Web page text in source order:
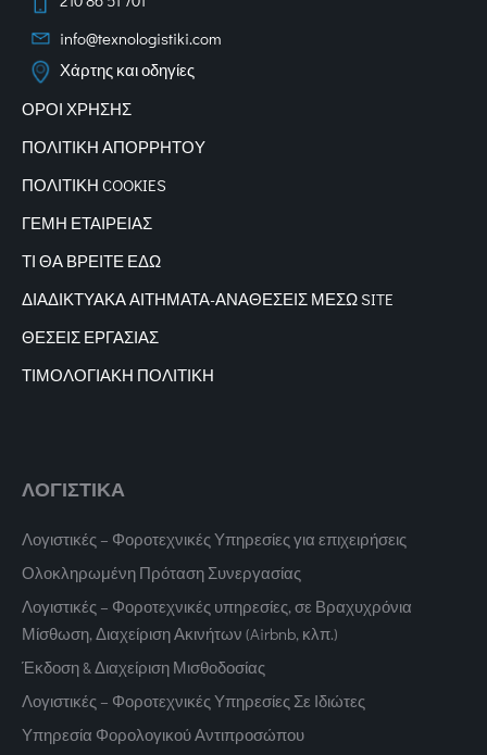
info@texnologistiki.com
Χάρτης και οδηγίες
ΟΡΟΙ ΧΡΗΣΗΣ
ΠΟΛΙΤΙΚΗ ΑΠΟΡΡΗΤΟΥ
ΠΟΛΙΤΙΚΗ COOKIES
ΓΕΜΗ ΕΤΑΙΡΕΙΑΣ
ΤΙ ΘΑ ΒΡΕΙΤΕ ΕΔΩ
ΔΙΑΔΙΚΤΥΑΚΑΑΙΤΗΜΑΤΑ-ΑΝΑΘΕΣΕΙΣ ΜΕΣΩ SITE
ΘΕΣΕΙΣ ΕΡΓΑΣΙΑΣ
ΤΙΜΟΛΟΓΙΑΚΗ ΠΟΛΙΤΙΚΗ
ΛΟΓΙΣΤΙΚΑ
Λογιστικές – Φοροτεχνικές Υπηρεσίες για επιχειρήσεις
Ολοκληρωμένη Πρόταση Συνεργασίας
Λογιστικές – Φοροτεχνικές υπηρεσίες, σε Βραχυχρόνια
Μίσθωση, Διαχείριση Ακινήτων (Airbnb, κλπ.)
Έκδοση & Διαχείριση Μισθοδοσίας
Λογιστικές – Φοροτεχνικές Υπηρεσίες Σε Ιδιώτες
Υπηρεσία Φορολογικού Αντιπροσώπου